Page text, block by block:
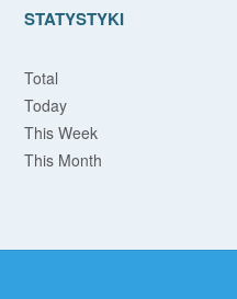
STATYSTYKI
Total
Today
This Week
This Month